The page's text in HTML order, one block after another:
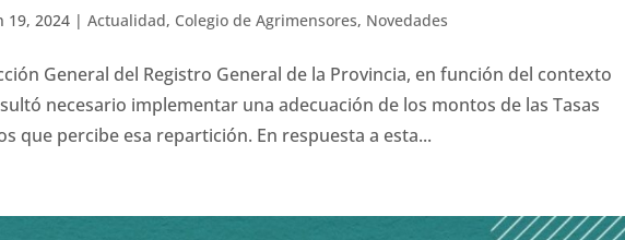
19, 2024 |Actualidad, Colegio de Agrimensores, Novedades
General del Registro General de la Provincia, en función del contexto
necesario implementar una adecuación de los montos de las Tasas
que percibe esa repartición. En respuesta a esta...